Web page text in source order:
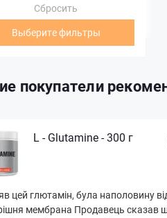
Сбросить
Выберите фильтры
покупатели
L - Glutamine - 300 г
цей глютамін, була наполовину
мембрана Продавець сказав